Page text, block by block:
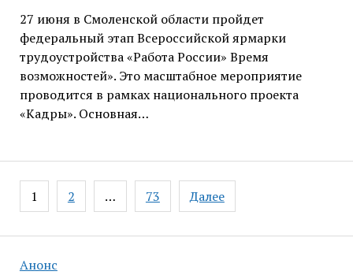
Анонс
27 июня в Смоленской области пройдет
федеральный этап Всероссийской ярмарки
трудоустройства «Работа России» Время
возможностей». Это масштабное мероприятие
проводится в рамках национального проекта
«Кадры». Основная…
Навигация
по
1 2 … 73 Далее